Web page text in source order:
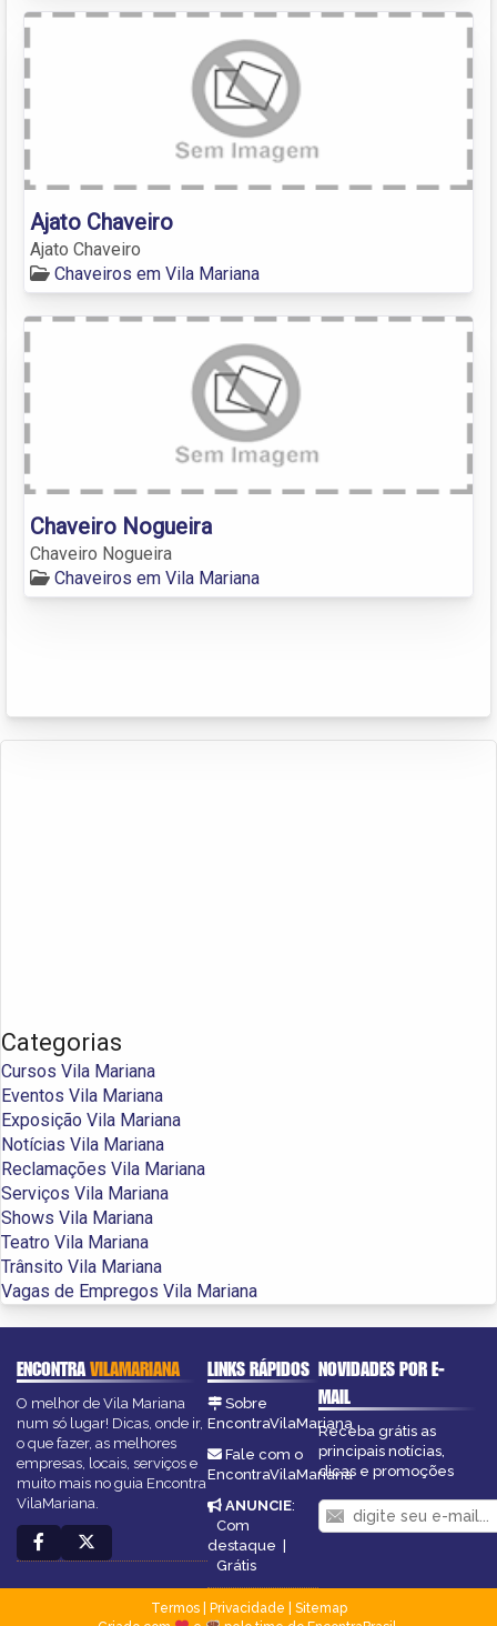
Ajato Chaveiro
Ajato Chaveiro
Chaveiros em Vila Mariana
Chaveiro Nogueira
Chaveiro Nogueira
Chaveiros em Vila Mariana
Categorias
Cursos Vila Mariana
Eventos Vila Mariana
Exposição Vila Mariana
Notícias Vila Mariana
Reclamações Vila Mariana
Serviços Vila Mariana
Shows Vila Mariana
Teatro Vila Mariana
Trânsito Vila Mariana
Vagas de Empregos Vila Mariana
ENCONTRAVILAMARIANA
O melhor de Vila Mariana
num só lugar! Dicas, onde ir,
o que fazer, as melhores
empresas, locais, serviços e
muito mais no guia Encontra
VilaMariana.
LINKS RÁPIDOS
Sobre
EncontraVilaMariana
Fale com o
EncontraVilaMariana
ANUNCIE:
Com
destaque |
Grátis
NOVIDADES POR E-
MAIL
Receba grátis as
principais notícias,
dicas e promoções
Termos| Privacidade
Sitemap